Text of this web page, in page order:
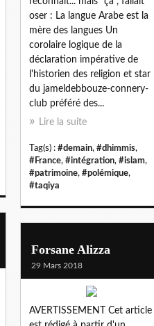
oser : La langue Arabe est la
mère des langues Un
corolaire logique de la
déclaration impérative de
l'historien des religion et star
du jameldebbouze-connery-
club préféré des...
Lire la suite
Tag(s) : #demain, #dhimmis,
#France, #intégration, #islam,
#patrimoine, #polémique,
#taqiya
Forsane Alizza
29 Mars 2018
AVERTISSEMENT Cet article